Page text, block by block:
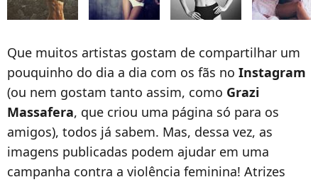
Que muitos artistas gostam de compartilhar um
pouquinho do dia a dia com os fãs no Instagram
(ou nem gostam tanto assim, como Grazi
Massafera, que criou uma página só para os
amigos), todos já sabem. Mas, dessa vez, as
imagens publicadas podem ajudar em uma
campanha contra a violência feminina! Atrizes